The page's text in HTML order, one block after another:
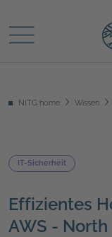
NITG home Wissen
IT-Sicherheit
Effizientes
AWS - North